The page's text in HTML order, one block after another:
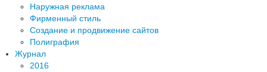
Наружная реклама
Фирменный стиль
Создание и продвижение сайтов
Полиграфия
Журнал
2016